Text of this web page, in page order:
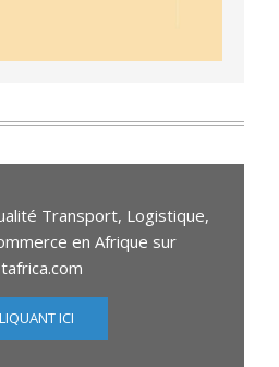
Transport, Logistique,
en Afrique sur
ICI